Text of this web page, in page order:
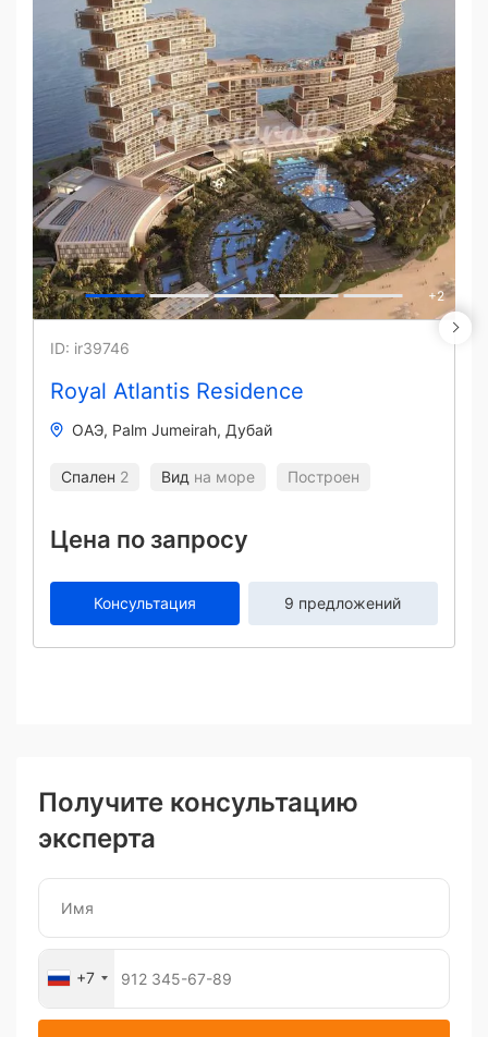
+2
Royal Atlantis Residence
ID: ir39746
ОАЭ Palm Jumeirah Дубай
Спален 2 Вид на море Построен
Цена по запросу
Консультация 9 предложений
Получите консультацию
эксперта
+7